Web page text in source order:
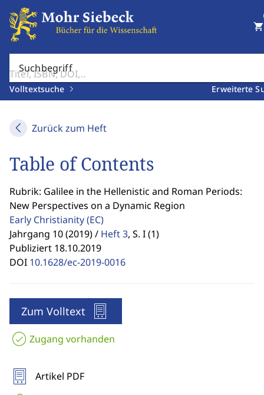
Suchbegriff
Volltextsuche Erweiterte
shopping_cart
Zurück zum Heft
Table of Contents
Rubrik: Galilee in the Hellenistic and Roman Periods:
New Perspectives on a Dynamic Region
Early Christianity(EC)
Jahrgang 10 (2019) / Heft 3, S. I (1)
Publiziert 18.10.2019
DOI 10.1628/ec-2019-0016
Zum Volltext
Zugang vorhanden
Artikel PDF